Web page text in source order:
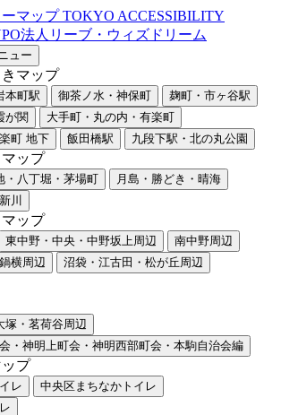
ュー
マップ
本町駅 御茶ノ水・神保町
麹町・市ヶ谷駅
が関
大手町・丸の内・有楽町
町 地下
飯田橋駅 九段下駅・北の丸公園
ップ
・八丁堀・茅場町
月島・勝どき・晴海
川
ップ
東中野・中央・中野坂上周辺
南中野周辺
横周辺
沼袋・江古田・松が丘周辺
塚・茗荷谷周辺
・神明上町会・神明西部町会・本駒自治会編
プ
レ
中央区まちなかトイレ